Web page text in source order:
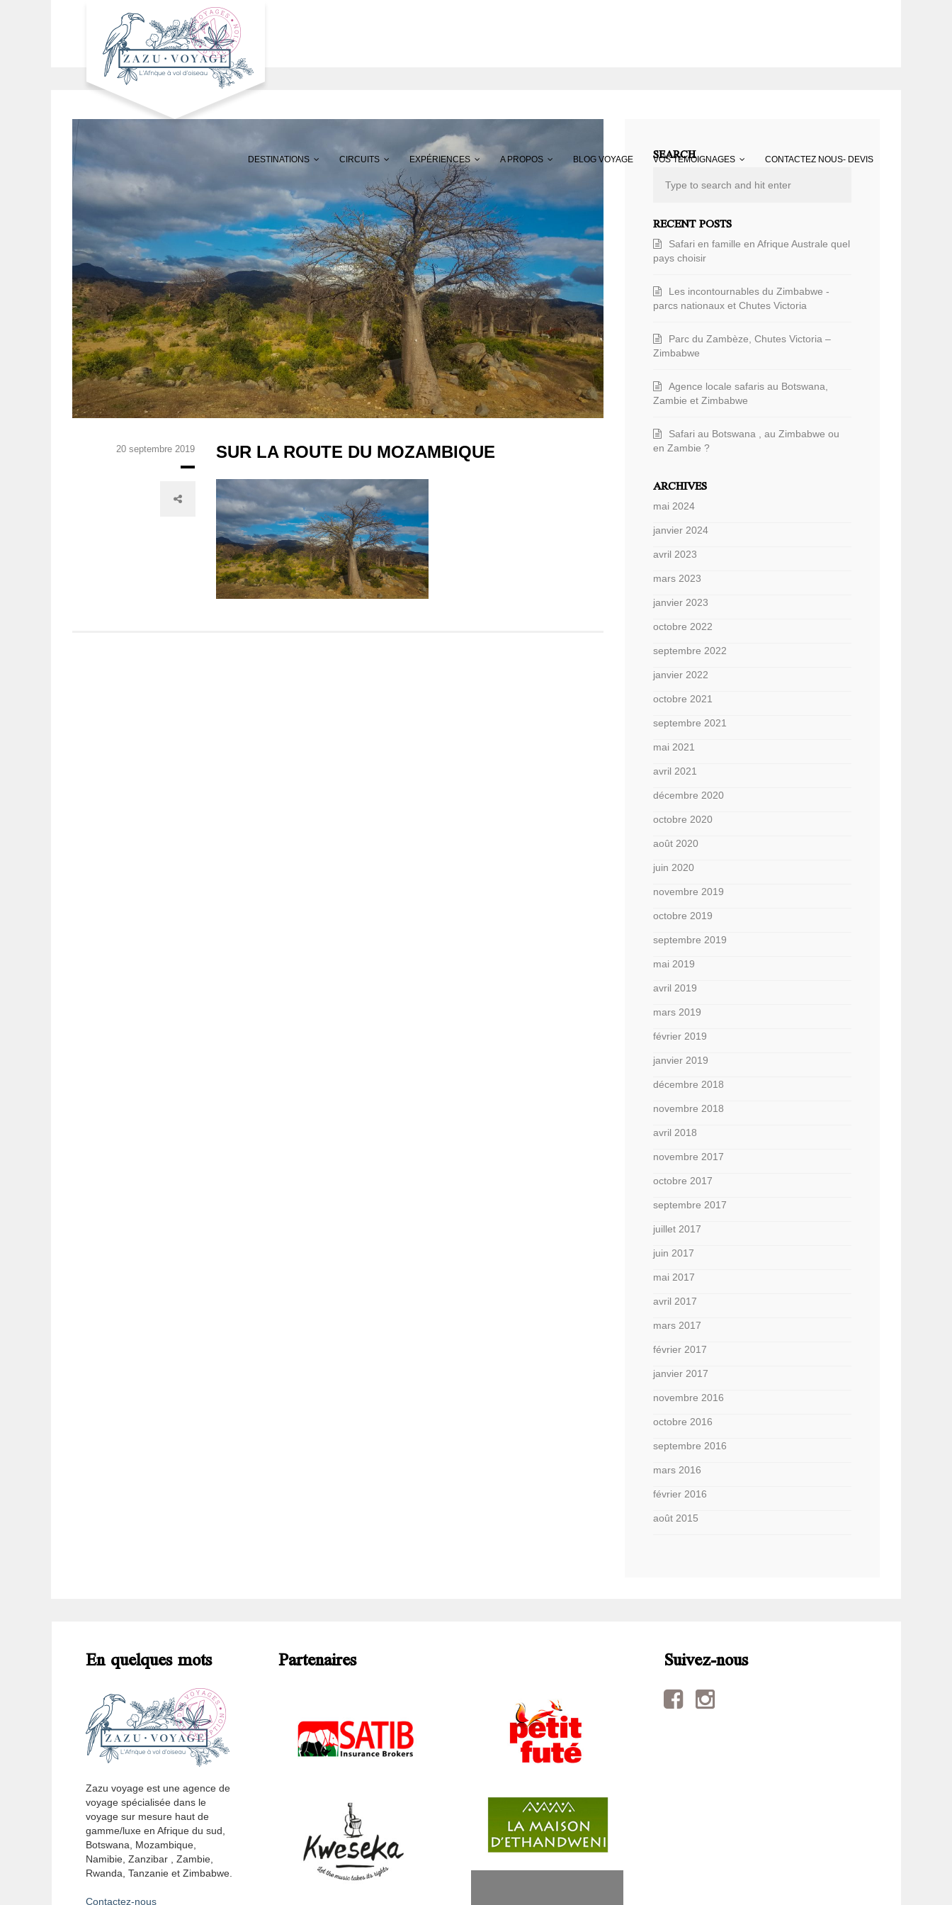
DESTINATIONS CIRCUITS EXPÉRIENCES A PROPOS BLOG VOYAGE VOS TÉMOIGNAGES CONTACTEZ NOUS- DEVIS
20 septembre 2019 SUR LA ROUTE DU MOZAMBIQUE
SEARCH
RECENT POSTS
Safari en famille en Afrique Australe quel
pays choisir
Les incontournables du Zimbabwe -
parcs nationaux et Chutes Victoria
Parc du Zambèze, Chutes Victoria –
Zimbabwe
Agence locale safaris au Botswana,
Zambie et Zimbabwe
Safari au Botswana , au Zimbabwe ou
en Zambie ?
ARCHIVES
mai 2024
janvier 2024
avril 2023
mars 2023
janvier 2023
octobre 2022
septembre 2022
janvier 2022
octobre 2021
septembre 2021
mai 2021
avril 2021
décembre 2020
octobre 2020
août 2020
juin 2020
novembre 2019
octobre 2019
septembre 2019
mai 2019
avril 2019
mars 2019
février 2019
janvier 2019
décembre 2018
novembre 2018
avril 2018
novembre 2017
octobre 2017
septembre 2017
juillet 2017
juin 2017
mai 2017
avril 2017
mars 2017
février 2017
janvier 2017
novembre 2016
octobre 2016
septembre 2016
mars 2016
février 2016
août 2015
En quelques mots
Zazu voyage est une agence de
voyage spécialisée dans le
voyage sur mesure haut de
gamme/luxe en Afrique du sud,
Botswana, Mozambique,
Namibie, Zanzibar , Zambie,
Rwanda, Tanzanie et Zimbabwe.
Contactez-nous
Partenaires Suivez-nous